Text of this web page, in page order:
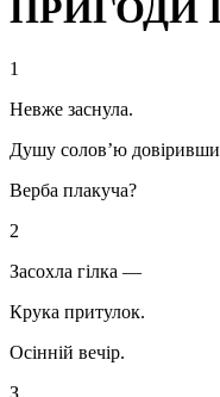
ПРИГОДИ
1
Невже заснула.
Душу солов’‎ю
Верба плакуча?
2
Засохла гілка —
Крука притулок.
Осінній вечір.
З